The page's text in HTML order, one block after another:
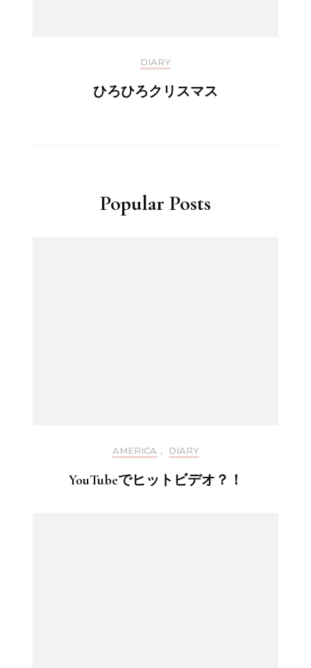
DIARY
ひろひろクリスマス
Popular Posts
AMERICA , DIARY
YouTubeでヒットビデオ？！